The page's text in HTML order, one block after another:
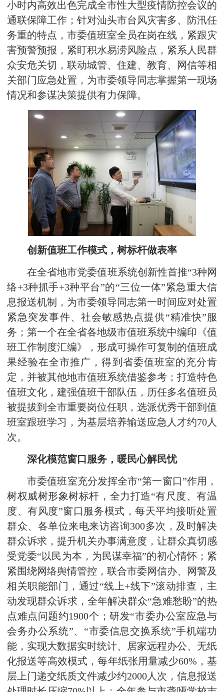
小时内高效出色完成全市性大型疫情防控会议的
通联保障工作；针对汕头市台风灾害多、防汛任
务重的特点，市委值班室全员在岗在线，紧跟灾
害预警预报，紧盯积水易涝风险点，紧系人民群
众安危关切，联动城管、住建、教育、网信等相
关部门应急处置，为市委领导同志掌握第一现场
情况和参谋决策提供有力保障。
创新值班工作模式，树标杆做表率
在全省地市党委值班系统创新性首推“3种网
络+3种抓手+3种平台”的“三位一体”紧急重大信
息报送机制，为市委领导同志第一时间应对处置
紧急突发事件、社会敏感热点提供“精准快”服
务；第一个在全省各地级市值班系统中编印《值
班工作制度汇编》，形成可操作可复制的值班成
果经验在全市推广，得到省委值班室的充分肯
定，并被其他地市值班系统借鉴参考；打造特色
值班文化，建强值班干部队伍，历任多名值班员
被提拔到全市重要岗位任职，选派优秀干部到值
班室跟班学习，为基层培养输送应急人才约70人
次。
深化模范窗口服务，暖民心解民忧
市委值班室充分发挥全市“第一窗口”作用，
树权威树形象树标杆，全力打造“有尺度、有温
度、有风度”窗口服务模式，每天平均接听处置
群众、各单位来电来访咨询300多次，及时解决
群众诉求，提升机关办事满意度，让群众真切感
受党委“以民为本，为民谋幸福”的初心情怀；紧
紧围绕网络舆情管控，联合市委网信办、网警及
相关职能部门，通过“线上+线下”滚动排查，主
动发现群众诉求，全年解决群众“急难愁盼”的热
点难点问题约1900个；研发“市委办公室应急与
会务办公系统”、“市委信息交换系统”手机端功
能，实现大数据实时统计、居家远程办公、无纸
化报送等高效模式，每年纸张用量减少60%，基
层上门递交纸质文件减少约2000人次，信息报送